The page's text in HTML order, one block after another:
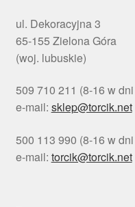
ul. Dekoracyjna 3
65-155 Zielona Góra
(woj. lubuskie)
509 710 211 (8-16 w
e-mail: sklep@torcik.net
500 113 990 (8-16 w
e-mail: torcik@torcik.net